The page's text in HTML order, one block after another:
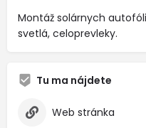
Montáž solárnych
svetlá, celoprevleky.
Tu ma nájdete
Web stránka